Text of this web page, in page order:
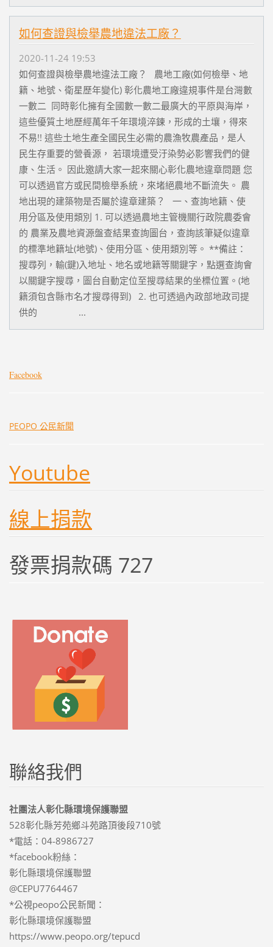
如何查證與檢舉農地違法工廠？
2020-11-24 19:53
如何查證與檢舉農地違法工廠？ 農地工廠(如何檢舉、地
籍、地號、衛星歷年變化) 彰化農地工廠違規事件是台灣數
一數二 同時彰化擁有全國數一數二最廣大的平原與海岸，
這些優質土地歷經萬年千年環境淬鍊，形成的土壤，得來
不易!! 這些土地生產全國民生必需的農漁牧農產品，是人
民生存重要的營養源， 若環境遭受汙染勢必影響我們的健
康、生活。 因此邀請大家一起來關心彰化農地違章問題 您
可以透過官方或民間檢舉系統，來堵絕農地不斷流失。 農
地出現的建築物是否屬於違章建築？ 一、查詢地籍、使
用分區及使用類別 1. 可以透過農地主管機關行政院農委會
的 農業及農地資源盤查結果查詢圖台，查詢該筆疑似違章
的標準地籍址(地號)、使用分區、使用類別等。 **備註：
搜尋列，輸(鍵)入地址、地名或地籍等關鍵字，點選查詢會
以關鍵字搜尋，圖台自動定位至搜尋結果的坐標位置。(地
籍須包含縣市名才搜尋得到) 2. 也可透過內政部地政司提
供的 ...
Facebook
PEOPO 公民新聞
Youtube
線上捐款
發票捐款碼 727
聯絡我們
社團法人彰化縣環境保護聯盟
528彰化縣芳苑鄉斗苑路頂後段710號
*電話：04-8986727
*facebook粉絲：
彰化縣環境保護聯盟
@CEPU7764467
*公視peopo公民新聞：
彰化縣環境保護聯盟
https://www.peopo.org/tepucd